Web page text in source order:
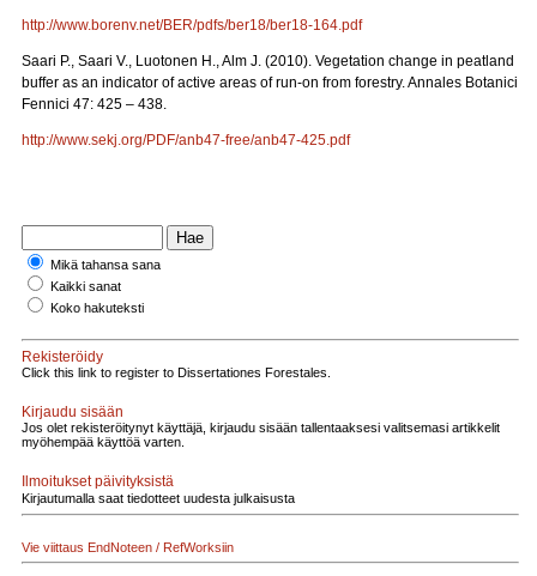
http://www.borenv.net/BER/pdfs/ber18/ber18-164.pdf
Saari P., Saari V., Luotonen H., Alm J. (2010). Vegetation change in peatland
buffer as an indicator of active areas of run-on from forestry. Annales Botanici
Fennici 47: 425 – 438.
http://www.sekj.org/PDF/anb47-free/anb47-425.pdf
Mikä tahansa sana
Kaikki sanat
Koko hakuteksti
Rekisteröidy
Click this link to register to Dissertationes Forestales.
Kirjaudu sisään
Jos olet rekisteröitynyt käyttäjä, kirjaudu sisään tallentaaksesi valitsemasi artikkelit
myöhempää käyttöä varten.
Ilmoitukset päivityksistä
Kirjautumalla saat tiedotteet uudesta julkaisusta
Vie viittaus EndNoteen / RefWorksiin